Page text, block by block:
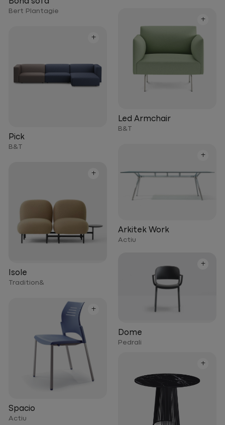
Bert Plantagie
+
Led Armchair
B&T
+
Pick
B&T
+
Arkitek Work
Actiu
+
Isole
Tradition&
+
Dome
Pedrali
+
Spacio
Actiu
+